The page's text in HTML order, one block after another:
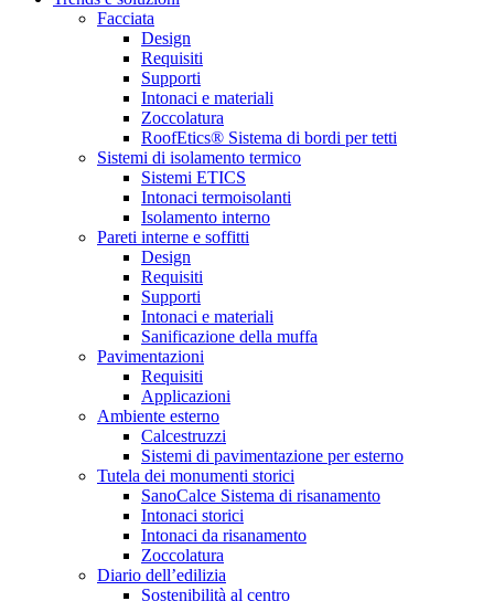
Facciata
Design
Requisiti
Supporti
Intonaci e materiali
Zoccolatura
RoofEtics® Sistema di bordi per tetti
Sistemi di isolamento termico
Sistemi ETICS
Intonaci termoisolanti
Isolamento interno
Pareti interne e soffitti
Design
Requisiti
Supporti
Intonaci e materiali
Sanificazione della muffa
Pavimentazioni
Requisiti
Applicazioni
Ambiente esterno
Calcestruzzi
Sistemi di pavimentazione per esterno
Tutela dei monumenti storici
SanoCalce Sistema di risanamento
Intonaci storici
Intonaci da risanamento
Zoccolatura
Diario dell’edilizia
Sostenibilità al centro